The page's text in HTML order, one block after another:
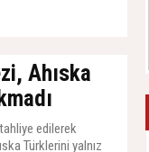
Ahıska
edilerek
Türklerini yalnız